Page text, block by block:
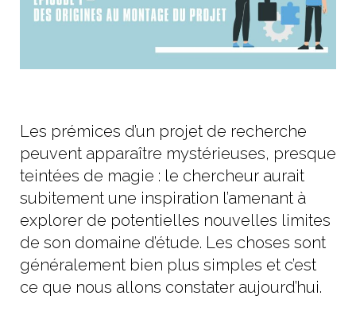
Les prémices d’un projet de recherche
peuvent apparaître mystérieuses, presque
teintées de magie : le chercheur aurait
subitement une inspiration l’amenant à
explorer de potentielles nouvelles limites
de son domaine d’étude. Les choses sont
généralement bien plus simples et c’est
ce que nous allons constater aujourd’hui.